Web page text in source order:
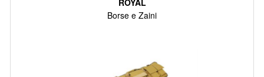
Borse e Zaini